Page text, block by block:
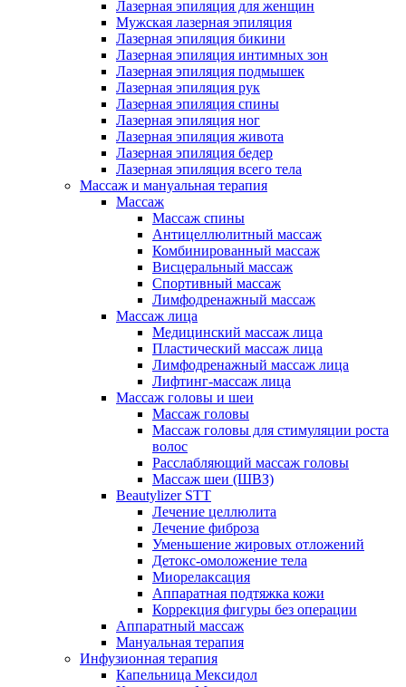
Лазерная эпиляция для женщин
Мужская лазерная эпиляция
Лазерная эпиляция бикини
Лазерная эпиляция интимных зон
Лазерная эпиляция подмышек
Лазерная эпиляция рук
Лазерная эпиляция спины
Лазерная эпиляция ног
Лазерная эпиляция живота
Лазерная эпиляция бедер
Лазерная эпиляция всего тела
Массаж и мануальная терапия
Массаж
Массаж спины
Антицеллюлитный массаж
Комбинированный массаж
Висцеральный массаж
Спортивный массаж
Лимфодренажный массаж
Массаж лица
Медицинский массаж лица
Пластический массаж лица
Лимфодренажный массаж лица
Лифтинг-массаж лица
Массаж головы и шеи
Массаж головы
Массаж головы для стимуляции роста
волос
Расслабляющий массаж головы
Массаж шеи (ШВЗ)
Beautylizer STT
Лечение целлюлита
Лечение фиброза
Уменьшение жировых отложений
Детокс-омоложение тела
Миорелаксация
Аппаратная подтяжка кожи
Коррекция фигуры без операции
Аппаратный массаж
Мануальная терапия
Инфузионная терапия
Капельница Мексидол